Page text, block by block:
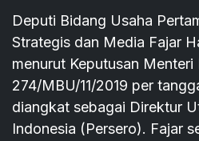
Deputi Bidang Usaha
Strategis dan Media Fajar
menurut Keputusan
274/MBU/11/2019 per
diangkat sebagai Direktur
Indonesia (Persero). Fajar